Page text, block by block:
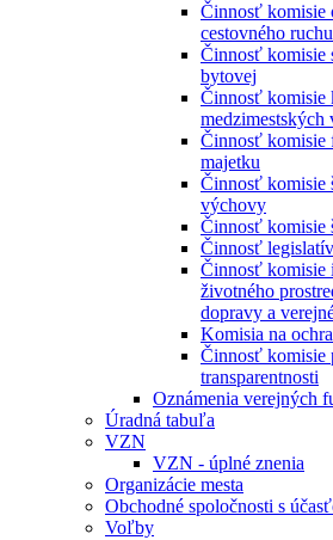
Činnosť komisie
cestovného
Činnosť komisie
bytovej
Činnosť komisie
medzimestských
Činnosť komisie
majetku
Činnosť komisie
výchovy
Činnosť komisie
Činnosť
Činnosť komisie
životného
dopravy a
Komisia na
Činnosť komisie
transparentnosti
Oznámenia verejných
Úradná tabuľa
VZN
VZN - úplné znenia
Organizácie mesta
Obchodné spoločnosti s
Voľby